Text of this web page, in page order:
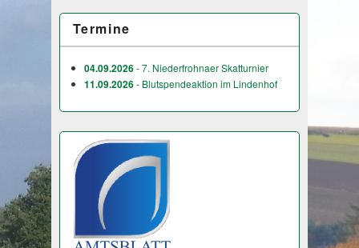
Termine
04.09.2026- 7. Niederfrohnaer Skatturnier
11.09.2026- Blutspendeaktion im Lindenhof